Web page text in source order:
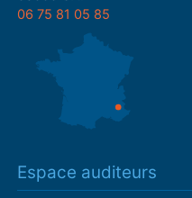
06 75 81 05 85
Espace auditeurs